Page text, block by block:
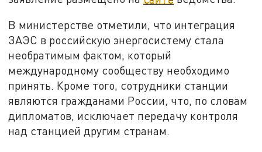
В министерстве отметили, что интеграция
ЗАЭС в российскую энергосистему стала
необратимым фактом, который
международному сообществу необходимо
принять. Кроме того, сотрудники станции
являются гражданами России, что, по словам
дипломатов, исключает передачу контроля
над станцией другим странам.